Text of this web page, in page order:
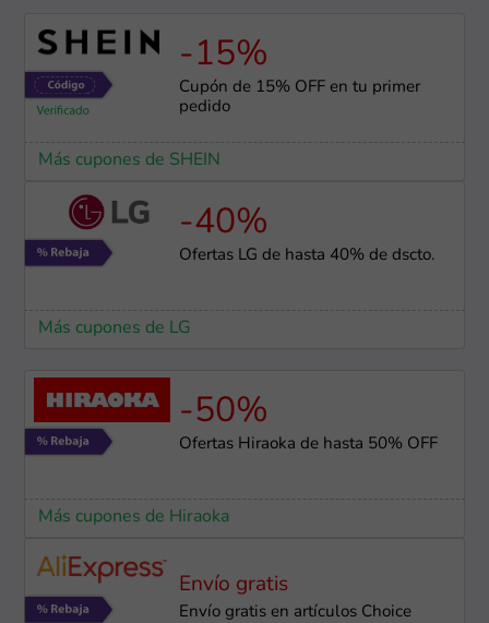
-15%
Cupón de 15% OFF en tu primer
pedido
Más cupones de SHEIN
-40%
Ofertas LG de hasta 40% de dscto.
Más cupones de LG
-50%
Ofertas Hiraoka de hasta 50% OFF
Más cupones de Hiraoka
Envío gratis
Envío gratis en artículos Choice